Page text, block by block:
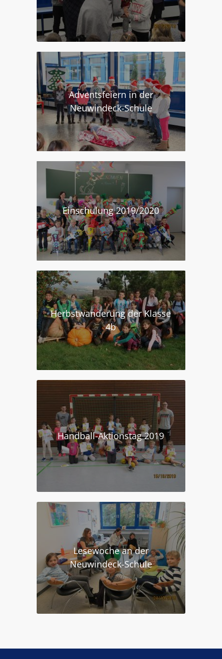
Adventsfeiern in der
Neuwindeck-Schule
Einschulung 2019/2020
Herbstwanderung der Klasse
4b
Handball-Aktionstag 2019
Lesewoche an der
Neuwindeck-Schule